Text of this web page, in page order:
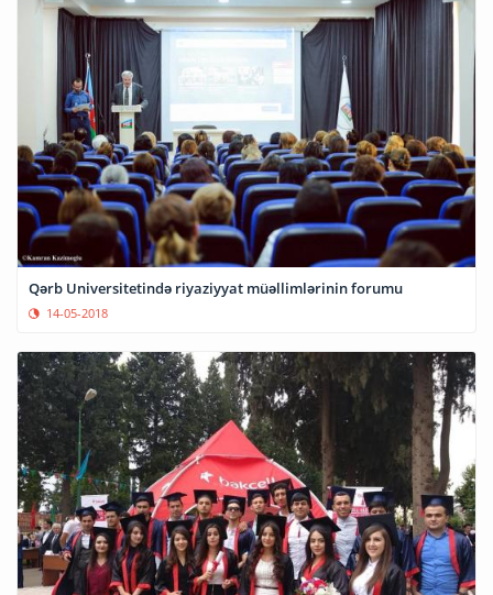
Qərb Universitetində riyaziyyat müəllimlərinin forumu
14-05-2018